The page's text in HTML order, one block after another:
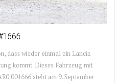
dass wieder einmal ein Lancia
kommt. Dieses Fahrzeug mit
001666 steht am 9. September